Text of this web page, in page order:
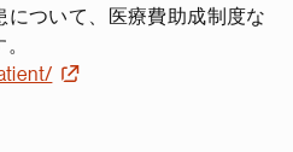
について、医療費助成制度な